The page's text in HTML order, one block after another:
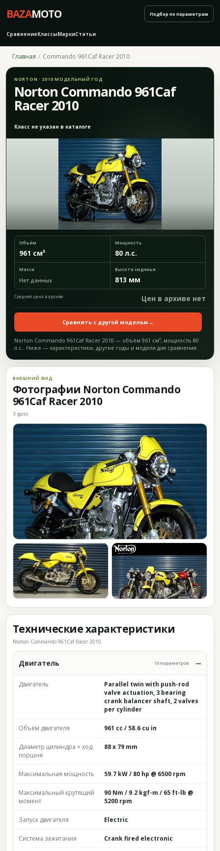
BAZAMOTO
СравнениеКлассыМаркиСтатьи
Подбор по параметрам
Главная Commando 961Caf Racer 2010
NORTON · 2010 МОДЕЛЬНЫЙ ГОД
Norton Commando 961Caf
Racer 2010
Класс не указан в каталоге
Объём
961 см³
Мощность
80 л.с.
Масса
Нет данных
Высота сиденья
813 мм
Средняя цена в архиве Цен в архиве нет
Сравнить с другой моделью →
Norton Commando 961Caf Racer 2010 — объём 961 см³, мощность 80
л.с.. Ниже — характеристики, другие годы и модели для сравнения.
ВНЕШНИЙ ВИД
Фотографии Norton Commando
961Caf Racer 2010
3 фото
Технические характеристики
Norton Commando 961Caf Racer 2010
Двигатель 10 параметров
Двигатель
Parallel twin with push-rod
valve actuation, 3 bearing
crank balancer shaft, 2 valves
per cylinder
Объём двигателя 961 cc / 58.6 cu in
Диаметр цилиндра × ход
поршня
88 x 79 mm
Максимальная мощность 59.7 kW / 80 hp @ 6500 rpm
Максимальный крутящий
момент
90 Nm / 9.2 kgf-m / 65 ft-lb @
5200 rpm
Запуск двигателя Electric
Система зажигания Crank fired electronic